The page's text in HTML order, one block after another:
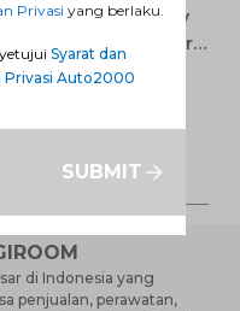
Mobil SUV
MPV yang Perlu
Ketahui
2026
di Indonesia yang
penjualan, perawatan,
Privasi yang berlaku.
Syarat dan
Auto2000
SUBMIT